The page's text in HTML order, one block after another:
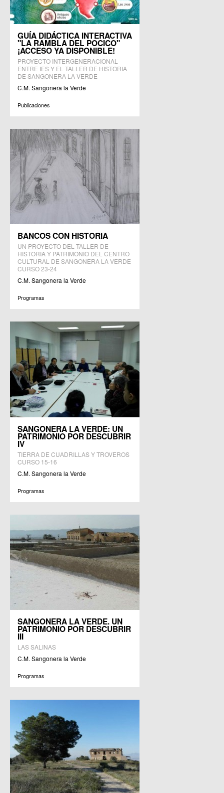
GUÍA DIDÁCTICA INTERACTIVA
"LA RAMBLA DEL POCICO"
¡ACCESO YA DISPONIBLE!
PROYECTO INTERGENERACIONAL
ENTRE IES Y EL TALLER DE HISTORIA
DE SANGONERA LA VERDE
C.M. Sangonera la Verde
Publicaciones
BANCOS CON HISTORIA
UN PROYECTO DEL TALLER DE
HISTORIA Y PATRIMONIO DEL CENTRO
CULTURAL DE SANGONERA LA VERDE
CURSO 23-24
C.M. Sangonera la Verde
Programas
SANGONERA LA VERDE: UN
PATRIMONIO POR DESCUBRIR
IV
TIERRA DE CUADRILLAS Y TROVEROS
CURSO 15-16
C.M. Sangonera la Verde
Programas
SANGONERA LA VERDE. UN
PATRIMONIO POR DESCUBRIR
III
LAS SALINAS
C.M. Sangonera la Verde
Programas